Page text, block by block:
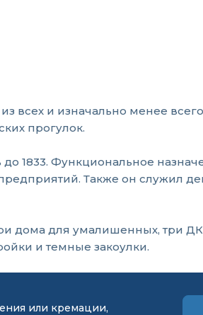
всех и изначально менее
прогулок.
1833. Функциональное
Также он служил
дома для умалишенных, три
и темные закоулки.
или кремации,